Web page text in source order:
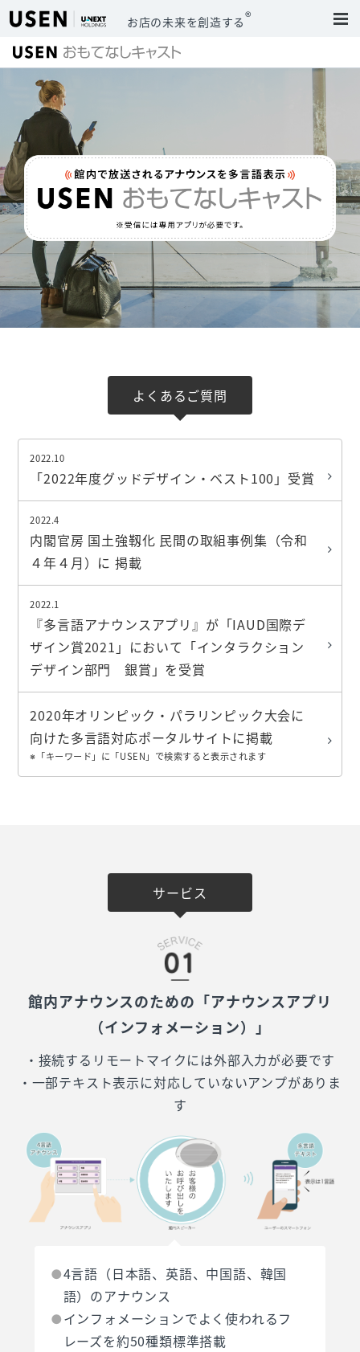
お店の未来を創造する®
よくあるご質問
2022.10
「2022年度グッドデザイン・ベスト100」受賞
2022.4
内閣官房 国土強靱化 民間の取組事例集（令和
４年４月）に 掲載
2022.1
『多言語アナウンスアプリ』が「IAUD国際デ
ザイン賞2021」において「インタラクション
デザイン部門 銀賞」を受賞
2020年オリンピック・パラリンピック大会に
向けた多言語対応ポータルサイトに掲載
※「キーワード」に「USEN」で検索すると表示されます
サービス
館内アナウンスのための「アナウンスアプリ
（インフォメーション）」
・接続するリモートマイクには外部入力が必要です
・一部テキスト表示に対応していないアンプがありま
す
4言語（日本語、英語、中国語、韓国
語）のアナウンス
インフォメーションでよく使われるフ
レーズを約50種類標準搭載